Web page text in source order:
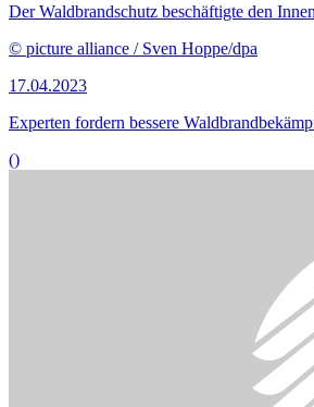
Der Waldbrandschutz beschäftigte den
© picture alliance / Sven Hoppe/dpa
17.04.2023
Experten fordern bessere
()